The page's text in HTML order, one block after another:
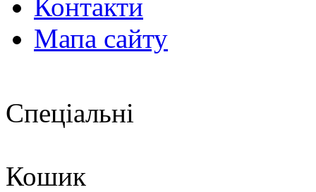
Контакти
Мапа сайту
Спеціальні
Кошик